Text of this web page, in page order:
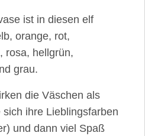
ist in diesen elf
orange, rot,
rosa, hellgrün,
grau.
die Väschen als
ihre Lieblingsfarben
und dann viel Spaß